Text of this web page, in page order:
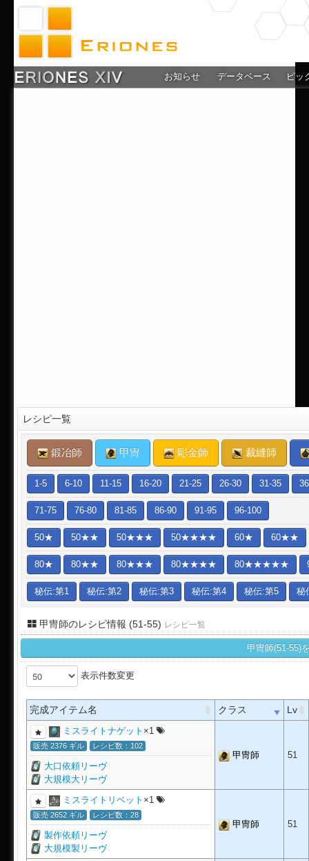
お知らせ データベース ピッ
レシピ一覧
鍛冶師 甲冑 彫金師 裁縫師
1-5 6-10 11-15 16-20 21-25 26-30 31-35
71-75 76-80 81-85 86-90 91-95 96-100
50★ 50★★ 50★★★ 50★★★★ 60★ 60★★
80★ 80★★ 80★★★ 80★★★★ 80★★★★★
秘伝:第1 秘伝:第2 秘伝:第3 秘伝:第4 秘伝:第5 秘
甲冑師のレシピ情報 (51-55) レシピ一覧
甲冑師(51-55)
表示件数変更
完成アイテム名 クラス Lv
ミスライトナゲット ×1
販売 2376 ギル レシピ数：102
大口依頼リーヴ
大規模大リーヴ
甲冑師 51
ミスライトリベット ×1
販売 2652 ギル レシピ数：28
製作依頼リーヴ
大規模製リーヴ
甲冑師 51